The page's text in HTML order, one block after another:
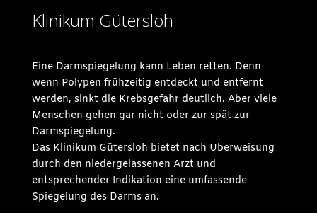
Klinikum Gütersloh
Eine Darmspiegelung kann Leben retten. Denn
wenn Polypen frühzeitig entdeckt und entfernt
werden, sinkt die Krebsgefahr deutlich. Aber viele
Menschen gehen gar nicht oder zur spät zur
Darmspiegelung.
Das Klinikum Gütersloh bietet nach Überweisung
durch den niedergelassenen Arzt und
entsprechender Indikation eine umfassende
Spiegelung des Darms an.